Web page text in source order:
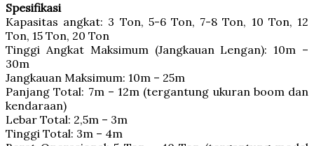
Spesifikasi
Kapasitas angkat: 3 Ton, 5-6 Ton, 7-8 Ton, 10 Ton, 12
Ton, 15 Ton, 20 Ton
Tinggi Angkat Maksimum (Jangkauan Lengan): 10m –
30m
Jangkauan Maksimum: 10m – 25m
Panjang Total: 7m – 12m (tergantung ukuran boom dan
kendaraan)
Lebar Total: 2,5m – 3m
Tinggi Total: 3m – 4m